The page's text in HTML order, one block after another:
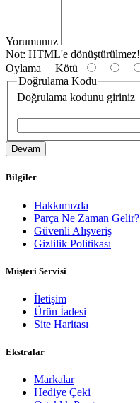
Yorumunuz
Not: HTML'e dönüştürülmez!
Oylama Kötü
Doğrulama Kodu
Doğrulama kodunu giriniz
Devam
Bilgiler
Hakkımızda
Parça Ne Zaman Gelir?
Güvenli Alışveriş
Gizlilik Politikası
Müşteri Servisi
İletişim
Ürün İadesi
Site Haritası
Ekstralar
Markalar
Hediye Çeki